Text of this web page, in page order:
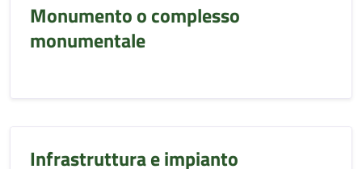
Monumento o complesso
monumentale
Infrastruttura e impianto